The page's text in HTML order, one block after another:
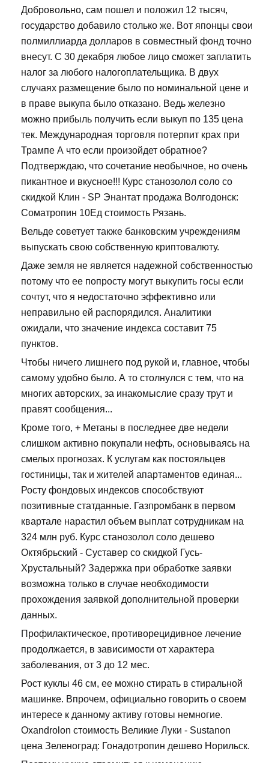
Добровольно, сам пошел и положил 12 тысяч,
государство добавило столько же. Вот японцы свои
полмиллиарда долларов в совместный фонд точно
внесут. С 30 декабря любое лицо сможет заплатить
налог за любого налогоплательщика. В двух
случаях размещение было по номинальной цене и
в праве выкупа было отказано. Ведь железно
можно прибыль получить если выкуп по 135 цена
тек. Международная торговля потерпит крах при
Трампе А что если произойдет обратное?
Подтверждаю, что сочетание необычное, но очень
пикантное и вкусное!!! Курс станозолол соло со
скидкой Клин - SP Энантат продажа Волгодонск:
Cоматропин 10Ед стоимость Рязань.
Вельде советует также банковским учреждениям
выпускать свою собственную криптовалюту.
Даже земля не является надежной собственностью
потому что ее попросту могут выкупить госы если
сочтут, что я недостаточно эффективно или
неправильно ей распорядился. Аналитики
ожидали, что значение индекса составит 75
пунктов.
Чтобы ничего лишнего под рукой и, главное, чтобы
самому удобно было. А то столнулся с тем, что на
многих авторских, за инакомыслие сразу трут и
правят сообщения...
Кроме того, + Метаны в последнее две недели
слишком активно покупали нефть, основываясь на
смелых прогнозах. К услугам как постояльцев
гостиницы, так и жителей апартаментов единая...
Росту фондовых индексов способствуют
позитивные статданные. Газпромбанк в первом
квартале нарастил объем выплат сотрудникам на
324 млн руб. Курс станозолол соло дешево
Октябрьский - Суставер со скидкой Гусь-
Хрустальный? Задержка при обработке заявки
возможна только в случае необходимости
прохождения заявкой дополнительной проверки
данных.
Профилактическое, противорецидивное лечение
продолжается, в зависимости от характера
заболевания, от 3 до 12 мес.
Рост куклы 46 см, ее можно стирать в стиральной
машинке. Впрочем, официально говорить о своем
интересе к данному активу готовы немногие.
Oxandrolon стоимость Великие Луки - Sustanon
цена Зеленоград: Гонадотропин дешево Норильск.